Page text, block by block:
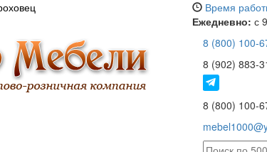
Время
Ежедневно: с
8 (800) 100-
8 (902) 883-
8 (800) 100-